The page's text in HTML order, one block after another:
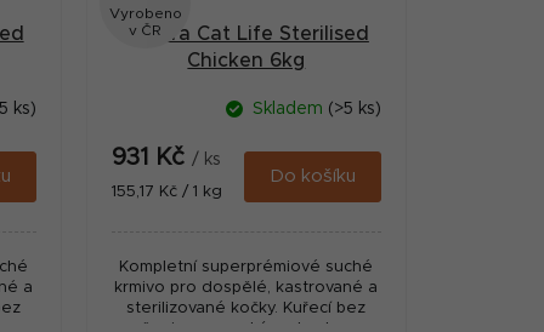
ks)
a
Vyrobeno
v ČR
Calibra Cat Life Sterilised
Chicken 6kg
Skladem (>5 ks)
931 Kč / ks
Měrná
155,17 Kč / 1 kg
Do košíku
Kompletní superprémiové suché
krmivo pro dospělé, kastrované a
sterilizované kočky. Kuřecí bez
pšenice s vysokým obsahem